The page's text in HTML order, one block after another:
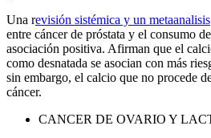
Una revisión sistémica y un metaanalisis
entre cáncer de próstata y el consumo
asociación positiva. Afirman que el
como desnatada se asocian con más
sin embargo, el calcio que no procede
cáncer.
CANCER DE OVARIO Y